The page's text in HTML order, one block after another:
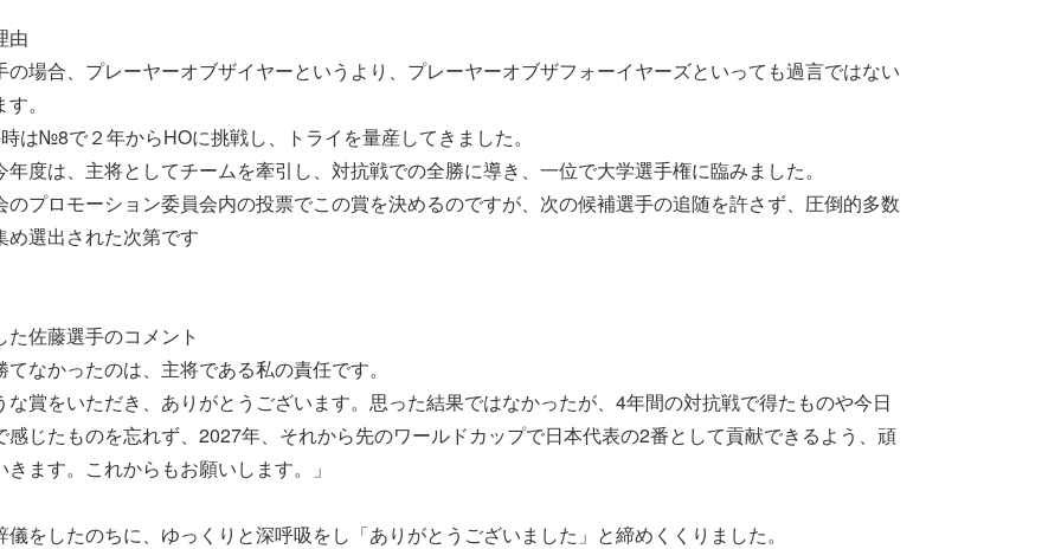
由
の場合、プレーヤーオブザイヤーというより、プレーヤーオブザフォーイヤーズといっても過言ではない
。
は№8で２年からHOに挑戦し、トライを量産してきました。
年度は、主将としてチームを牽引し、対抗戦での全勝に導き、一位で大学選手権に臨みました。
のプロモーション委員会内の投票でこの賞を決めるのですが、次の候補選手の追随を許さず、圧倒的多数
め選出された次第です
佐藤選手のコメント
てなかったのは、主将である私の責任です。
な賞をいただき、ありがとうございます。思った結果ではなかったが、4年間の対抗戦で得たものや今日
感じたものを忘れず、2027年、それから先のワールドカップで日本代表の2番として貢献できるよう、頑
きます。これからもお願いします。」
儀をしたのちに、ゆっくりと深呼吸をし「ありがとうございました」と締めくくりました。